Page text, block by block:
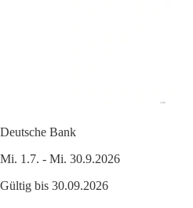
Deutsche Bank
Mi. 1.7. - Mi. 30.9.2026
Gültig bis 30.09.2026